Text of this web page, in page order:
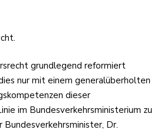
grundlegend reformiert
nur mit einem generalüberholten
dieser
im Bundesverkehrsministerium zu
Bundesverkehrsminister, Dr.